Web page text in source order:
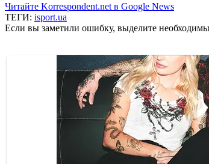
Читайте Korrespondent.net в Google News
ТЕГИ: isport.ua
Если вы заметили ошибку, выделите